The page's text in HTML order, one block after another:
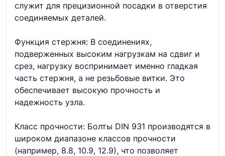
служит для прецизионной посадки в отверстия
соединяемых деталей.
Функция стержня: В соединениях,
подверженных высоким нагрузкам на сдвиг и
срез, нагрузку воспринимает именно гладкая
часть стержня, а не резьбовые витки. Это
обеспечивает высокую прочность и
надежность узла.
Класс прочности: Болты DIN 931 производятся в
широком диапазоне классов прочности
(например, 8.8, 10.9, 12.9), что позволяет